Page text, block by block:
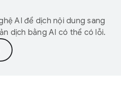
AI để dịch nội dung sang
dịch bằng AI có thể có lỗi.